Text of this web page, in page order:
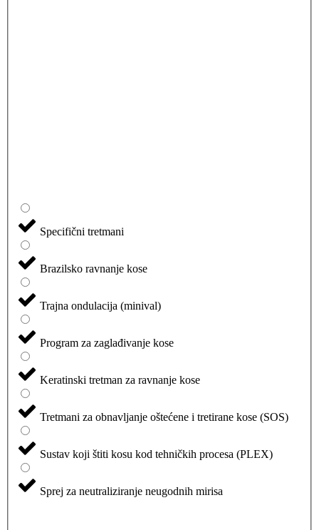
Specifični tretmani
Brazilsko ravnanje kose
Trajna ondulacija (minival)
Program za zaglađivanje kose
Keratinski tretman za ravnanje kose
Tretmani za obnavljanje oštećene i tretirane kose (SOS)
Sustav koji štiti kosu kod tehničkih procesa (PLEX)
Sprej za neutraliziranje neugodnih mirisa